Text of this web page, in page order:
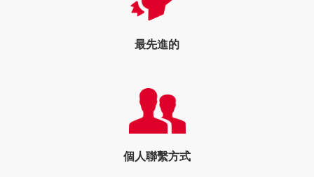
最先進的
個人聯繫方式